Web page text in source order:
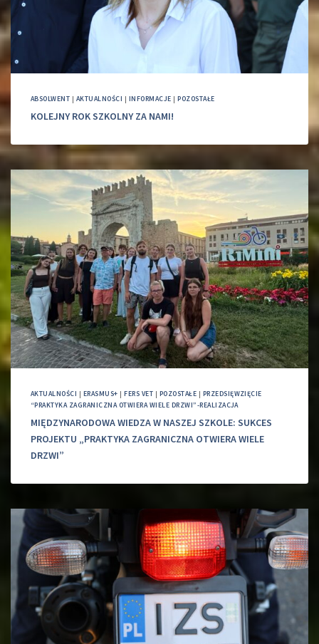
ABSOLWENT | AKTUALNOŚCI | INFORMACJE |POZOSTAŁE
KOLEJNY ROK SZKOLNY ZA NAMI!
AKTUALNOŚCI | ERASMUS+ |FERS VET | POZOSTAŁE | PRZEDSIĘWZIĘCIE
“PRAKTYKA ZAGRANICZNA OTWIERA WIELE DRZWI”-REALIZACJA
MIĘDZYNARODOWA WIEDZA W NASZEJ SZKOLE: SUKCES
PROJEKTU „PRAKTYKA ZAGRANICZNA OTWIERA WIELE
DRZWI”